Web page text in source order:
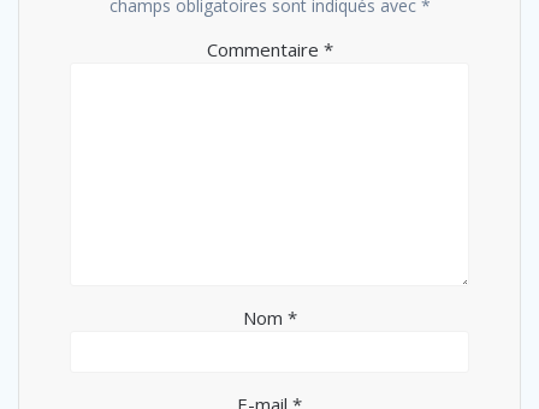
champs obligatoires sont indiqués avec *
Commentaire *
Nom *